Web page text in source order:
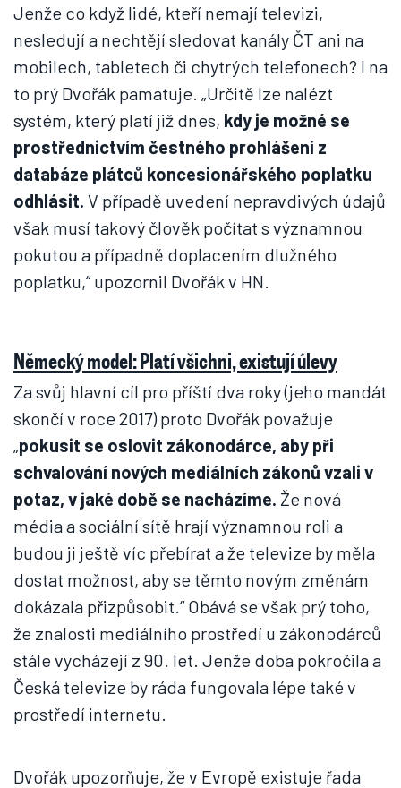
Jenže co když lidé, kteří nemají televizi,
nesledují a nechtějí sledovat kanály ČT ani na
mobilech, tabletech či chytrých telefonech? I na
to prý Dvořák pamatuje. „Určitě lze nalézt
systém, který platí již dnes, kdy je možné se
prostřednictvím čestného prohlášení z
databáze plátců koncesionářského poplatku
odhlásit. V případě uvedení nepravdivých údajů
však musí takový člověk počítat s významnou
pokutou a případně doplacením dlužného
poplatku,“ upozornil Dvořák v HN.
Německý model: Platí všichni, existují úlevy
Za svůj hlavní cíl pro příští dva roky (jeho mandát
skončí v roce 2017) proto Dvořák považuje
„pokusit se oslovit zákonodárce, aby při
schvalování nových mediálních zákonů vzali v
potaz, v jaké době se nacházíme. Že nová
média a sociální sítě hrají významnou roli a
budou ji ještě víc přebírat a že televize by měla
dostat možnost, aby se těmto novým změnám
dokázala přizpůsobit.“ Obává se však prý toho,
že znalosti mediálního prostředí u zákonodárců
stále vycházejí z 90. let. Jenže doba pokročila a
Česká televize by ráda fungovala lépe také v
prostředí internetu.
Dvořák upozorňuje, že v Evropě existuje řada